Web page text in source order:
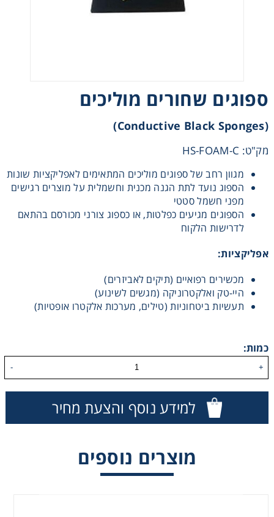
ספוגים שחורים מוליכים
(Conductive Black Sponges)
מק"ט: HS-FOAM-C
מגוון רחב של ספוגים מוליכים המתאימים לאפליקציות שונות
הספוג נועד לתת הגנה מכנית וחשמלית על מוצרים רגישים
מפני חשמל סטטי
הספוגים מגיעים כפלטות, או כספוג צורני מכורסם בהתאם
לדרישות הלקוח
אפליקציות:
מכשירים רפואיים (תיקים לאביזרים)
היי-טק ואלקטרוניקה (מגשים לשינוע)
תעשיות ביטחוניות (טילים, מערכות אלקטרו אופטיות)
כמות:
+
-
למידע נוסף והצעת מחיר
מוצרים נוספים
Pumps
Sample Preparation
Shaking & Stirring
Storage
Thermometry
Washing
Filtration
Liquid Handling